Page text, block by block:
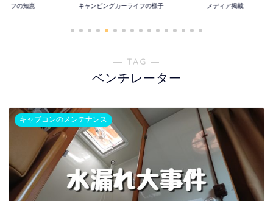
イフの知恵 キャンピングカーライフの様子 メディア掲載
― TAG ―
ベンチレーター
キャブコンのメンテナンス